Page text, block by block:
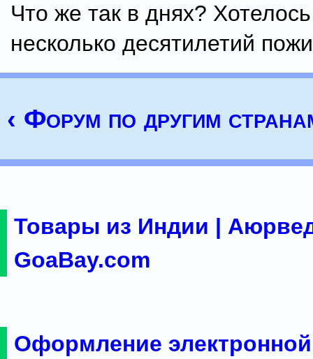
Что же так в днях?
несколько десятилетий
‹ Форум по другим
Товары из Индии |
GoaBay.com
Оформление электронной